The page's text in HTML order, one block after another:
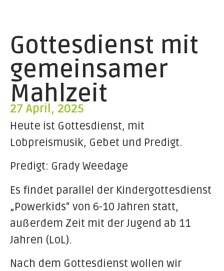
Gottesdienst mit
gemeinsamer
Mahlzeit
27 April, 2025
Heute ist Gottesdienst, mit
Lobpreismusik, Gebet und Predigt.
Predigt: Grady Weedage
Es findet parallel der Kindergottesdienst
„Powerkids“ von 6-10 Jahren statt,
außerdem Zeit mit der Jugend ab 11
Jahren (LoL).
Nach dem Gottesdienst wollen wir